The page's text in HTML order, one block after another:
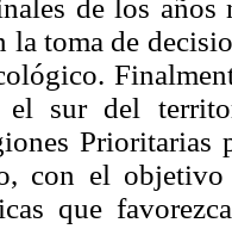
de los
la toma de
el sur del
con el objetivo
que